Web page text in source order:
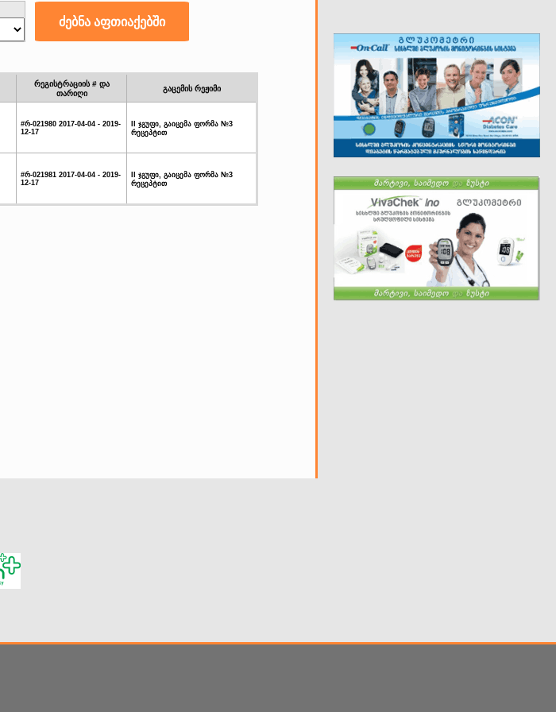
რეგისტრაციის # და
თარიღი
გაცემის რეჟიმი
#რ-021980 2017-04-04 - 2019-
12-17
II ჯგუფი, გაიცემა ფორმა №3
რეცეპტით
#რ-021981 2017-04-04 - 2019-
12-17
II ჯგუფი, გაიცემა ფორმა №3
რეცეპტით